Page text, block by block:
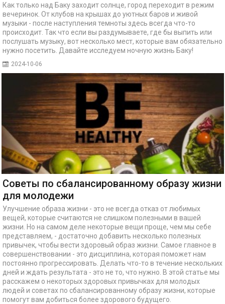
Как только над Баку заходит солнце, город переходит в режим
вечеринок. От клубов на крышах до уютных баров и живой
музыки - после наступления темноты здесь всегда что-то
происходит. Так что если вы раздумываете, где бы выпить или
послушать музыку, вот несколько мест, которые вам обязательно
нужно посетить. Давайте исследуем ночную жизнь Баку!
2024-10-06
Советы по сбалансированному образу жизни
для молодежи
Улучшение образа жизни - это не всегда отказ от любимых
вещей, которые считаются не слишком полезными в вашей
жизни. Но на самом деле некоторые вещи проще, чем мы себе
представляем, - достаточно добавить несколько полезных
привычек, чтобы вести здоровый образ жизни. Самое главное в
совершенствовании - это дисциплина, которая поможет нам
постоянно прогрессировать. Делать что-то в течение нескольких
дней и ждать результата - это не то, что нужно. В этой статье мы
расскажем о некоторых здоровых привычках для молодых
людей и советах по сбалансированному образу жизни, которые
помогут вам добиться более здорового будущего.